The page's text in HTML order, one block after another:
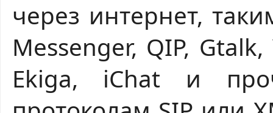
через интернет,
Messenger, QIP,
Ekiga, iChat и